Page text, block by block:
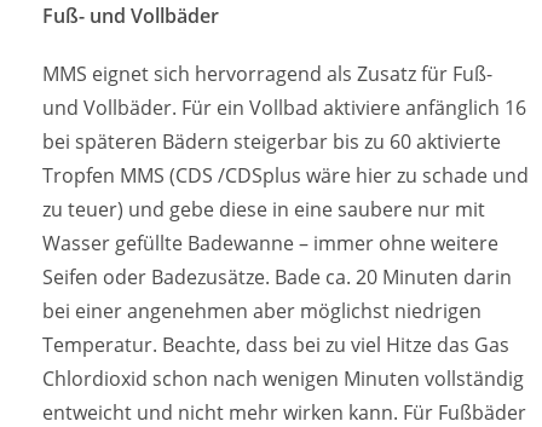
Fuß- und Vollbäder
MMS eignet sich hervorragend als Zusatz für Fuß-
und Vollbäder. Für ein Vollbad aktiviere anfänglich 16
bei späteren Bädern steigerbar bis zu 60 aktivierte
Tropfen MMS (CDS /CDSplus wäre hier zu schade und
zu teuer) und gebe diese in eine saubere nur mit
Wasser gefüllte Badewanne – immer ohne weitere
Seifen oder Badezusätze. Bade ca. 20 Minuten darin
bei einer angenehmen aber möglichst niedrigen
Temperatur. Beachte, dass bei zu viel Hitze das Gas
Chlordioxid schon nach wenigen Minuten vollständig
entweicht und nicht mehr wirken kann. Für Fußbäder